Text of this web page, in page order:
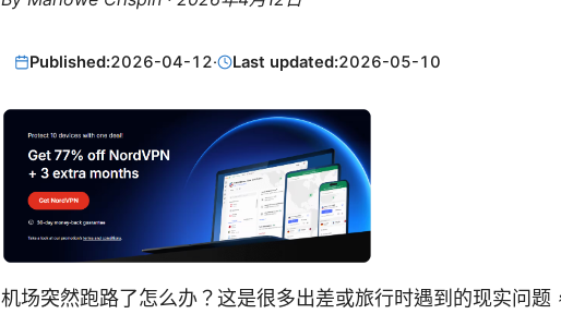
Published:2026-04-12· Last updated:2026-05-10
机场突然跑路了怎么办？这是很多出差或旅行时遇到的现实问